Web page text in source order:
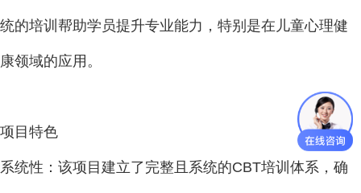
统的培训帮助学员提升专业能力，特别是在儿童心理健
康领域的应用。
项目特色
系统性：该项目建立了完整且系统的CBT培训体系，确